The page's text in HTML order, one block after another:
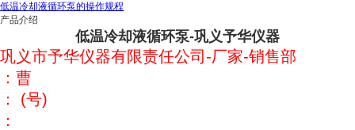
低温冷却液循环泵的操作规程
产品介绍
低温冷却液循环泵-巩义予华仪器
巩义市予华仪器有限责任公司 -厂家-销售部
：曹
：
(号)
：